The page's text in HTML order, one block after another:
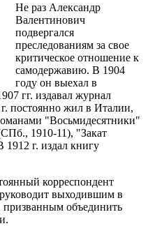
Не раз Александр
Валентинович
подвергался
преследованиям за свое
критическое отношение к
самодержавию. В 1904
году он выехал в
гг. издавал журнал
постоянно жил в Италии,
"Восьмидесятники"
1910-11), "Закат
г. издал книгу
корреспондент
выходившим в
объединить